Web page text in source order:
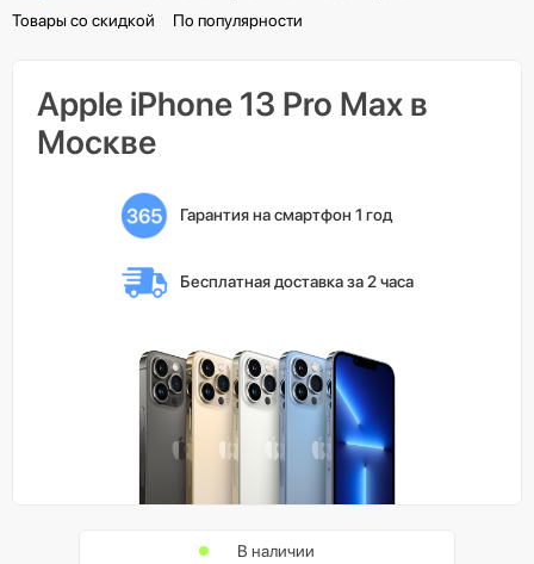
Товары со скидкой
По популярности
Apple iPhone 13 Pro Max в
Москве
Гарантия на смартфон 1 год
Бесплатная доставка за 2 часа
В наличии